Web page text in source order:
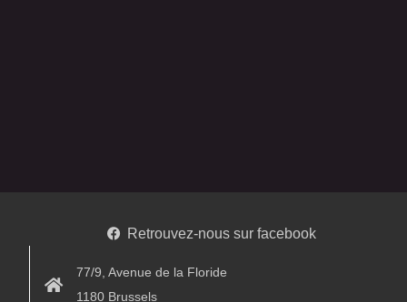
Retrouvez-nous sur facebook
77/9, Avenue de la Floride
1180 Brussels